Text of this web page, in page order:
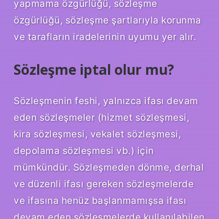
yapmama özgürlüğü, sözleşme
özgürlüğü, sözleşme şartlarıyla korunma
ve tarafların iradelerinin uyumu yer alır.
Sözleşme iptal olur mu?
Sözleşmenin feshi, yalnızca ifası devam
eden sözleşmeler (hizmet sözleşmesi,
kira sözleşmesi, vekalet sözleşmesi,
depolama sözleşmesi vb.) için
mümkündür. Sözleşmeden dönme, derhal
ve düzenli ifası gereken sözleşmelerde
ve ifasına henüz başlanmamışsa ifası